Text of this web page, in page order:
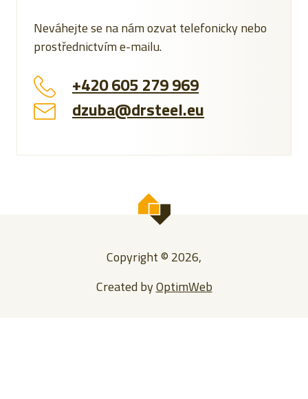
Neváhejte se na nám ozvat telefonicky nebo
prostřednictvím e-mailu.
+420 605 279 969
dzuba@drsteel.eu
Copyright © 2026,
Created byOptimWeb